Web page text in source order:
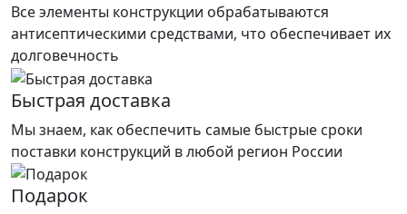
Все элементы конструкции обрабатываются
антисептическими средствами, что обеспечивает их
долговечность
Быстрая доставка
Мы знаем, как обеспечить самые быстрые сроки
поставки конструкций в любой регион России
Подарок